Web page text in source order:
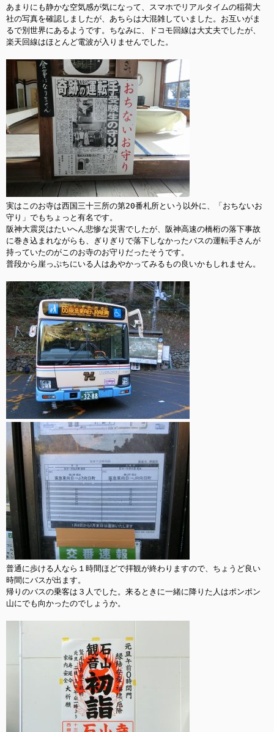
あまりにも静かな空気感が気になって、スマホでリアルタイムの稲荷大
社の写真を確認しましたが、あちらは大混雑していました。お互いがま
るで別世界にあるようです。ちなみに、ドコモ回線は大丈夫でしたが、
楽天回線はほとんど電波が入りませんでした。
実はこのお寺は西国三十三所の第20番札所という以外に、「おちないお
守り」でもちょっと有名です。
阪神大震災はたいへん悲惨な災害でしたが、阪神高速の橋桁の落下事故
に巻き込まれながらも、ぎりぎりで落下しなかったバスの運転手さんが
持っていたのがこのお寺のお守りだったそうです。
普段から崖っぷちにいる人はあやかってみるもの良いかもしれません。
普通に歩ける人なら１時間ほどで拝観が終わりますので、ちょうど良い
時間にバスが出ます。
帰りのバスの乗客は３人でした。来るときに一緒に降りた人はポンポン
山にでも向かったのでしょうか。